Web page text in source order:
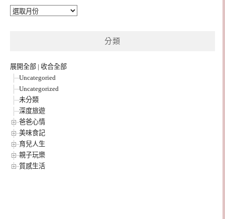
彙
分類
展開全部 | 收合全部
Uncategoried
Uncategorized
未分類
深度旅遊
爸爸心情
美味食記
育兒人生
親子玩樂
質感生活